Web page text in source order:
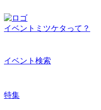
イベントミツケタって？
イベント検索
特集